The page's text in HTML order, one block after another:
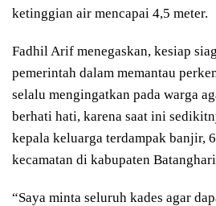
ketinggian air mencapai 4,5 meter.
Fadhil Arif menegaskan, kesiap
pemerintah dalam memantau
selalu mengingatkan pada warga
berhati hati, karena saat ini
kepala keluarga terdampak banjir,
kecamatan di kabupaten
“Saya minta seluruh kades agar